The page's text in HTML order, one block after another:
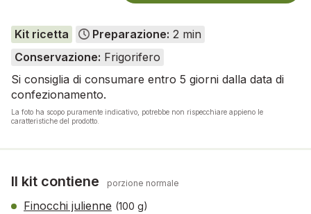
Kit ricetta Preparazione: 2 min
Conservazione: Frigorifero
Si consiglia di consumare entro 5 giorni dalla data di
confezionamento.
La foto ha scopo puramente indicativo, potrebbe non rispecchiare appieno le
caratteristiche del prodotto.
Il kit contiene porzione normale
Finocchi julienne (100 g)